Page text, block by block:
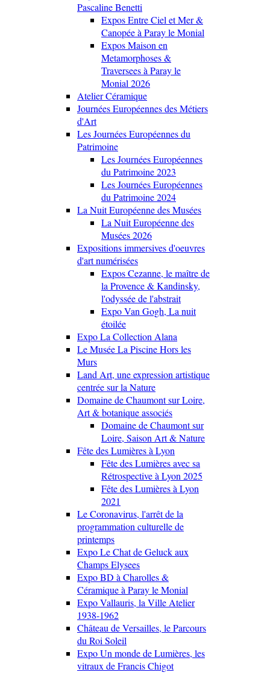
Pascaline Benetti
Expos Entre Ciel et Mer &
Canopée à Paray le Monial
Expos Maison en
Metamorphoses &
Traversees à Paray le
Monial 2026
Atelier Céramique
Journées Européennes des Métiers
d'Art
Les Journées Européennes du
Patrimoine
Les Journées Européennes
du Patrimoine 2023
Les Journées Européennes
du Patrimoine 2024
La Nuit Européenne des Musées
La Nuit Européenne des
Musées 2026
Expositions immersives d'oeuvres
d'art numérisées
Expos Cezanne, le maître de
la Provence & Kandinsky,
l'odyssée de l'abstrait
Expo Van Gogh, La nuit
étoilée
Expo La Collection Alana
Le Musée La Piscine Hors les
Murs
Land Art, une expression artistique
centrée sur la Nature
Domaine de Chaumont sur Loire,
Art & botanique associés
Domaine de Chaumont sur
Loire, Saison Art & Nature
Fête des Lumières à Lyon
Fête des Lumières avec sa
Rétrospective à Lyon 2025
Fête des Lumières à Lyon
2021
Le Coronavirus, l'arrêt de la
programmation culturelle de
printemps
Expo Le Chat de Geluck aux
Champs Elysees
Expo BD à Charolles &
Céramique à Paray le Monial
Expo Vallauris, la Ville Atelier
1938-1962
Château de Versailles, le Parcours
du Roi Soleil
Expo Un monde de Lumières, les
vitraux de Francis Chigot